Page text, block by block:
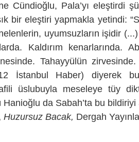
Cündioğlu, Pala’yı eleştirdi
bir eleştiri yapmakla yetindi:
uyumsuzların işidir
Kaldırım kenarlarında.
Tahayyülün
İstanbul Haber) diyerek
üslubuyla meseleye tüy
Hanioğlu da Sabah’ta bu
Huzursuz Bacak, Dergah